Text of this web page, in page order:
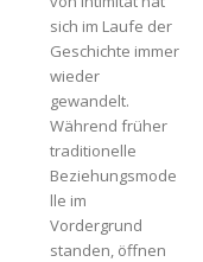
sich im Laufe der
Geschichte immer
wieder
gewandelt.
Während früher
traditionelle
Beziehungsmode
lle im
Vordergrund
standen, öffnen